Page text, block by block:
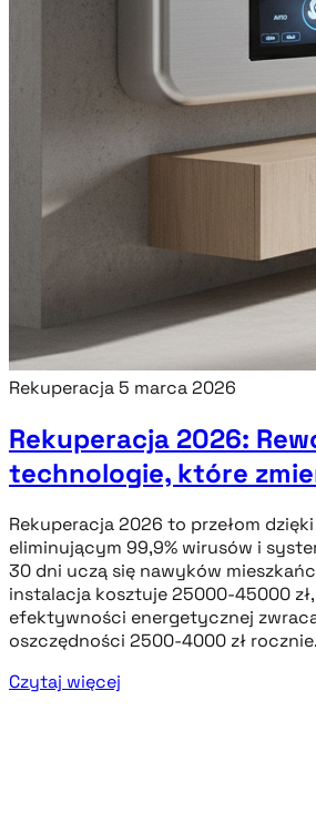
Rekuperacja5 marca 2026
Rekuperacja 2026:
technologie, które
Rekuperacja 2026 to przełom
eliminującym 99,9% wirusów i
30 dni uczą się nawyków
instalacja kosztuje 25000-45000 zł,
efektywności energetycznej
oszczędności 2500-4000 zł
Czytaj więcej